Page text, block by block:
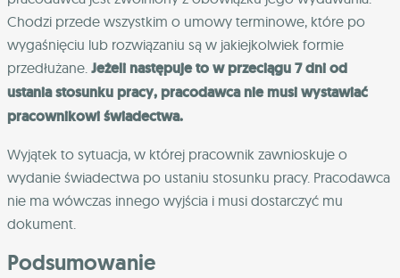
Chodzi przede wszystkim o umowy terminowe, które po
wygaśnięciu lub rozwiązaniu są w jakiejkolwiek formie
przedłużane. Jeżeli następuje to w przeciągu 7 dni od
ustania stosunku pracy, pracodawca nie musi wystawiać
pracownikowi świadectwa.
Wyjątek to sytuacja, w której pracownik zawnioskuje o
wydanie świadectwa po ustaniu stosunku pracy. Pracodawca
nie ma wówczas innego wyjścia i musi dostarczyć mu
dokument.
Podsumowanie